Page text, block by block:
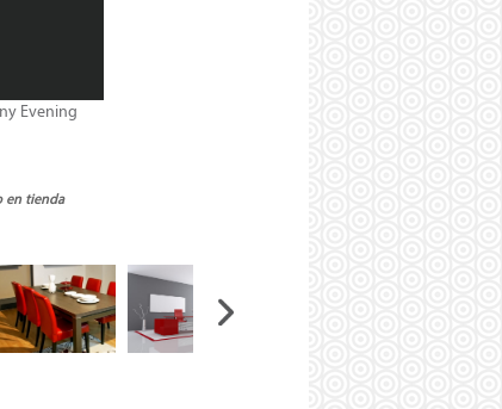
Evening
en tienda